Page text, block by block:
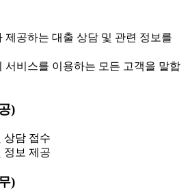
제공하는 대출 상담 및 관련 정보를
서비스를 이용하는 모든 고객을 말합
)
상담 접수
정보 제공
)